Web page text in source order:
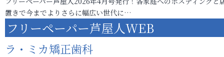
置きで今までよりさらに幅広い世代に…
フリーペーパー芦屋人WEB
ラ・ミカ矯正歯科